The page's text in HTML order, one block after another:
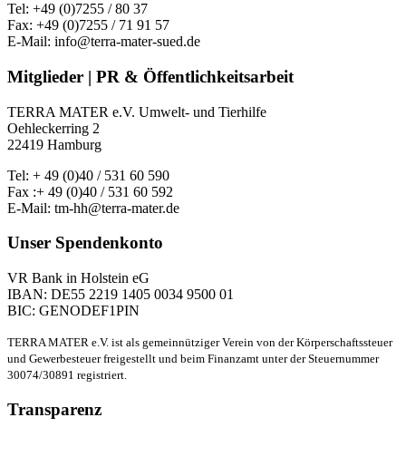
Tel: +49 (0)7255 / 80 37
Fax: +49 (0)7255 / 71 91 57
E-Mail: info@terra-mater-sued.de
Mitglieder | PR & Öffentlichkeitsarbeit
TERRA MATER e.V. Umwelt- und Tierhilfe
Oehleckerring 2
22419 Hamburg
Tel: + 49 (0)40 / 531 60 590
Fax :+ 49 (0)40 / 531 60 592
E-Mail: tm-hh@terra-mater.de
Unser Spendenkonto
VR Bank in Holstein eG
IBAN: DE55 2219 1405 0034 9500 01
BIC: GENODEF1PIN
TERRA MATER e.V. ist als gemeinnütziger Verein von der Körperschaftssteuer
und Gewerbesteuer freigestellt und beim Finanzamt unter der Steuernummer
30074/30891 registriert.
Transparenz